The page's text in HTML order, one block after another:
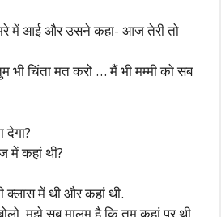
में आई और उसने कहा- आज तेरी तो
चिंता मत करो … मैं भी मम्मी को सब
देगा?
में कहां थी?
क्लास में थी और कहां थी.